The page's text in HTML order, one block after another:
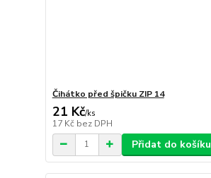
Čihátko před špičku ZIP 14
21 Kč/ks
17 Kč bez DPH
Přidat do košíku